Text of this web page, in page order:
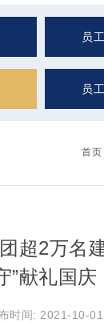
员
员
首页
超2万名
”献礼国庆
时间: 2021-10-01